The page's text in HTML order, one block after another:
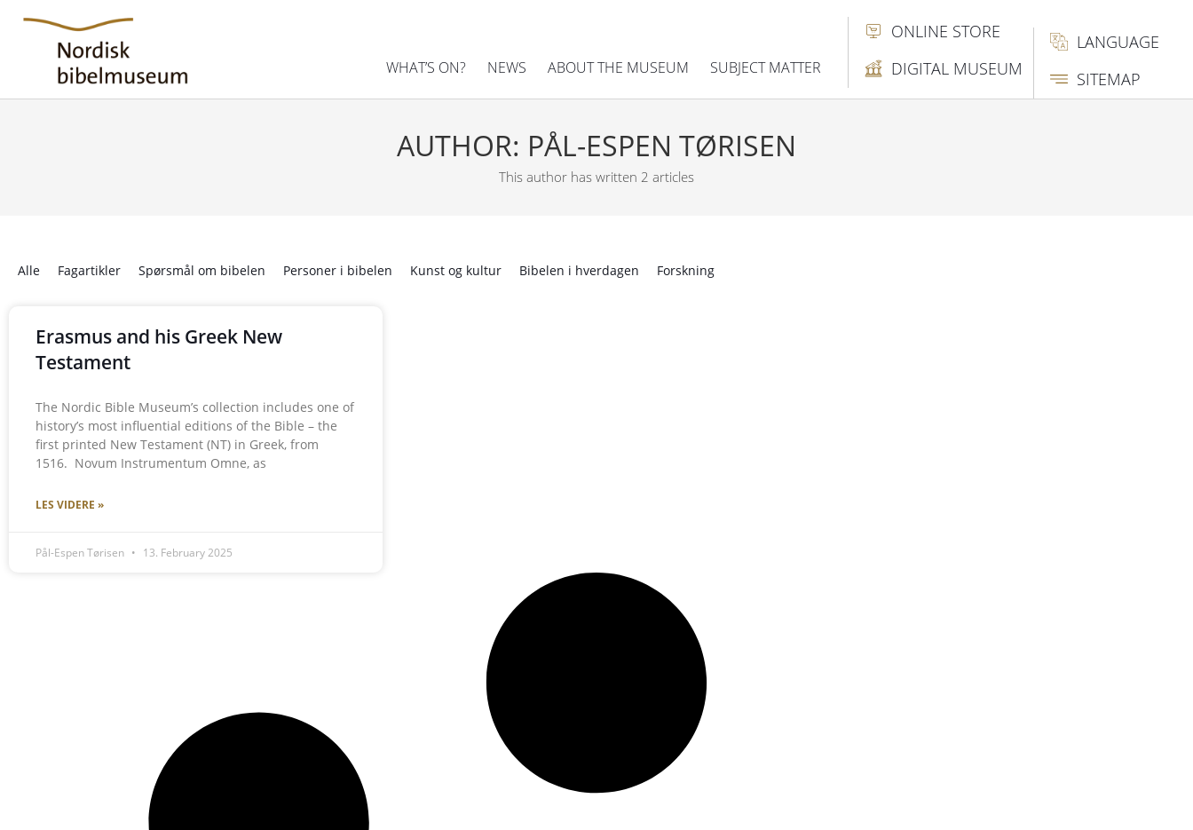
WHAT’S ON? NEWS ABOUT THE MUSEUM SUBJECT MATTER
ONLINE STORE
DIGITAL MUSEUM
LANGUAGE
SITEMAP
AUTHOR: PÅL-ESPEN TØRISEN
This author has written 2 articles
Alle Fagartikler Spørsmål om bibelen Personer i bibelen Kunst og kultur Bibelen i hverdagen Forskning
Erasmus and his Greek New
Testament
The Nordic Bible Museum’s collection includes one of
history’s most influential editions of the Bible – the
first printed New Testament (NT) in Greek, from
1516. Novum Instrumentum Omne, as
LES VIDERE »
Pål-Espen Tørisen 13. February 2025